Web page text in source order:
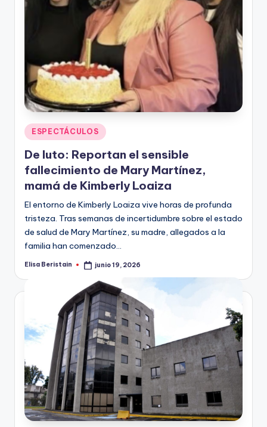
Publicado
en
ESPECTÁCULOS
De luto: Reportan el sensible
fallecimiento de Mary Martínez,
mamá de Kimberly Loaiza
El entorno de Kimberly Loaiza vive horas de profunda
tristeza. Tras semanas de incertidumbre sobre el estado
de salud de Mary Martínez, su madre, allegados a la
familia han comenzado…
Publicado
Elisa Beristain junio 19, 2026